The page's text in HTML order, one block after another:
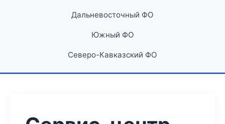
Дальневосточный ФО
Южный ФО
Северо-Кавказский ФО